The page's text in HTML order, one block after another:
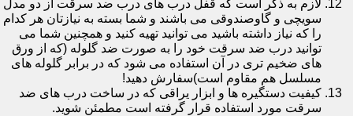
لازم به ذکر است که قفل درب های درب ضد سرقت از دو مدل
سویچی و گاوصندوقی می باشند و شما بسته به نیازتان هر کدام
را که نیاز داشته باشید می توانید تهیه کنید و همچنین شما می
توانید درب ضد سرقت خود را به صورت ضد گلوله (که از ورق
های ضخیم تری در آن استفاده می شود که در برابر گلوله های
مسلسل هم مقاوم است)سفارش دهید!
کیفیت دستگیره ها و ابزار یراقی که در ساخت درب های ضد
سرقت مورد استفاده قرار گرفته است مطمئن شوید.